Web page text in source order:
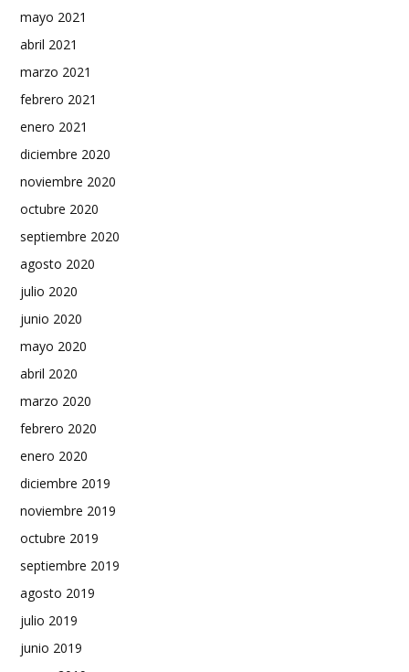
mayo 2021
abril 2021
marzo 2021
febrero 2021
enero 2021
diciembre 2020
noviembre 2020
octubre 2020
septiembre 2020
agosto 2020
julio 2020
junio 2020
mayo 2020
abril 2020
marzo 2020
febrero 2020
enero 2020
diciembre 2019
noviembre 2019
octubre 2019
septiembre 2019
agosto 2019
julio 2019
junio 2019